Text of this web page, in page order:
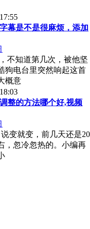
幕是不是很麻烦，添加
不知道第几次，被他坚
电台里突然响起这首
概意
整的方法哪个好,视频
变就变，前几天还是20
，忽冷忽热的。小编再